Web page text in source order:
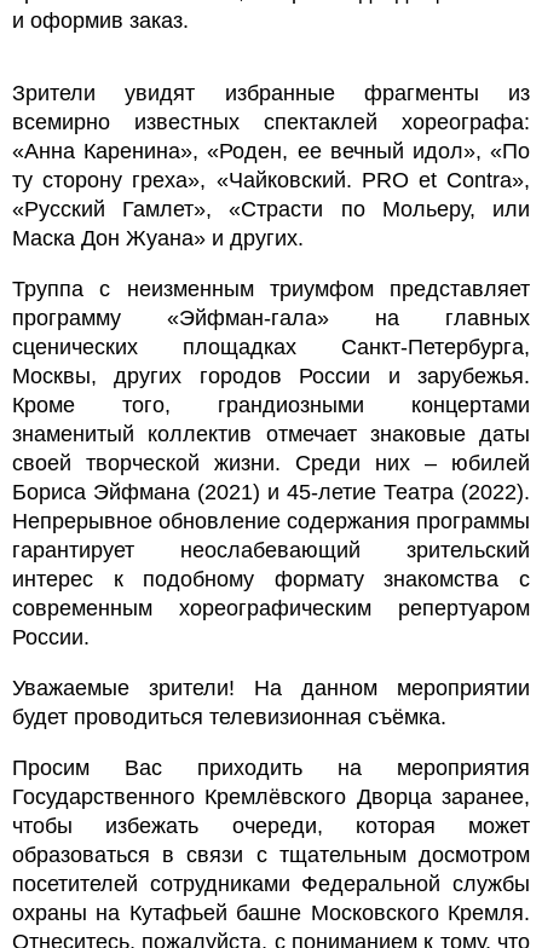
и оформив заказ.
Зрители увидят избранные фрагменты из
всемирно известных спектаклей хореографа:
«Анна Каренина», «Роден, ее вечный идол», «По
ту сторону греха», «Чайковский. PRO et Contra»,
«Русский Гамлет», «Страсти по Мольеру, или
Маска Дон Жуана» и других.
Труппа с неизменным триумфом представляет
программу «Эйфман-гала» на главных
сценических площадках Санкт-Петербурга,
Москвы, других городов России и зарубежья.
Кроме того, грандиозными концертами
знаменитый коллектив отмечает знаковые даты
своей творческой жизни. Среди них – юбилей
Бориса Эйфмана (2021) и 45-летие Театра (2022).
Непрерывное обновление содержания программы
гарантирует неослабевающий зрительский
интерес к подобному формату знакомства с
современным хореографическим репертуаром
России.
Уважаемые зрители! На данном мероприятии
будет проводиться телевизионная съёмка.
Просим Вас приходить на мероприятия
Государственного Кремлёвского Дворца заранее,
чтобы избежать очереди, которая может
образоваться в связи с тщательным досмотром
посетителей сотрудниками Федеральной службы
охраны на Кутафьей башне Московского Кремля.
Отнеситесь, пожалуйста, с пониманием к тому, что